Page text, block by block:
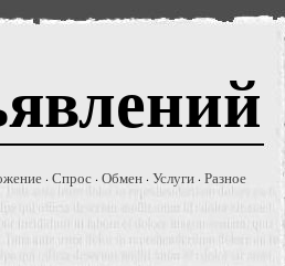
· Спрос · Обмен · Услуги · Разное